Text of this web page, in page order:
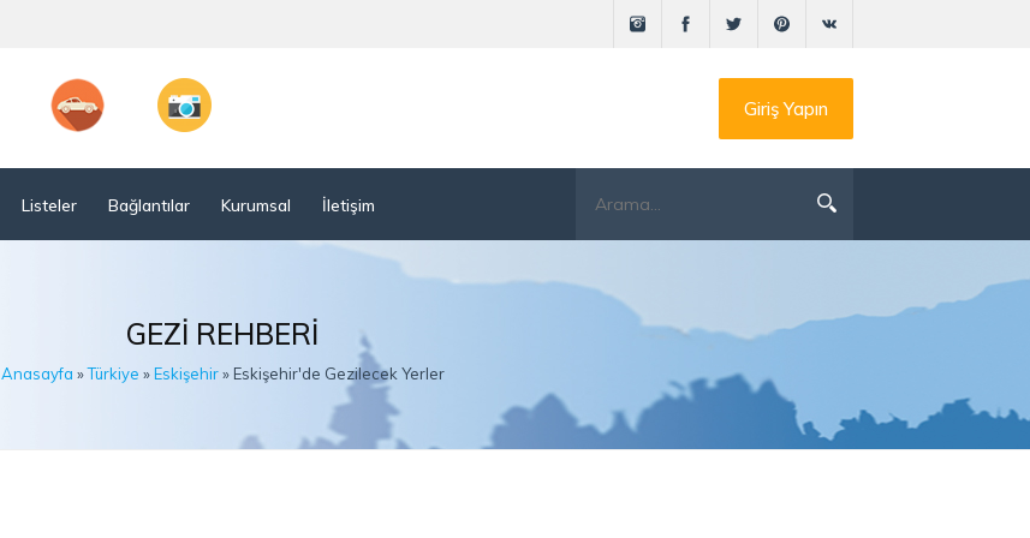
Giriş Yapın
Listeler Bağlantılar Kurumsal İletişim
GEZI REHBERI
Anasayfa »Türkiye »Eskişehir» Eskişehir'de Gezilecek Yerler